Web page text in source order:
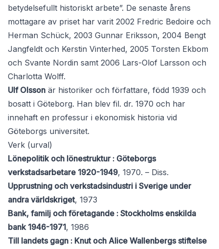
betydelsefullt historiskt arbete”. De senaste årens
mottagare av priset har varit 2002 Fredric Bedoire och
Herman Schück, 2003 Gunnar Eriksson, 2004 Bengt
Jangfeldt och Kerstin Vinterhed, 2005 Torsten Ekbom
och Svante Nordin samt 2006 Lars-Olof Larsson och
Charlotta Wolff.
Ulf Olsson är historiker och författare, född 1939 och
bosatt i Göteborg. Han blev fil. dr. 1970 och har
innehaft en professur i ekonomisk historia vid
Göteborgs universitet.
Verk (urval)
Lönepolitik och lönestruktur : Göteborgs
verkstadsarbetare 1920-1949, 1970. – Diss.
Upprustning och verkstadsindustri i Sverige under
andra världskriget, 1973
Bank, familj och företagande : Stockholms enskilda
bank 1946-1971, 1986
Till landets gagn : Knut och Alice Wallenbergs stiftelse